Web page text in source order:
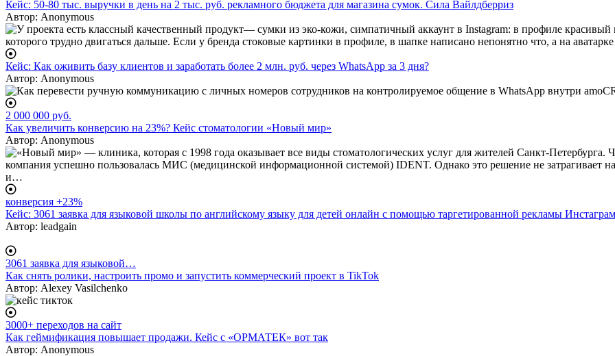
Кейс: 50-80 тыс. выручки в день на 2 тыс. руб. рекламного бюджета для магазина сумок. Сила Вайлдберриз
Автор: Anonymous
Кейс: Как оживить базу клиентов и заработать более 2 млн. руб. через WhatsApp за 3 дня?
Автор: Anonymous
2 000 000 руб.
Как увеличить конверсию на 23%? Кейс стоматологии «Новый мир»
Автор: Anonymous
конверсия +23%
Кейс: 3061 заявка для языковой школы по английскому языку для детей онлайн с помощью таргетированной рекламы Инстаграм
Автор: leadgain
3061 заявка для языковой…
Как снять ролики, настроить промо и запустить коммерческий проект в TikTok
Автор: Alexey Vasilchenko
3000+ переходов на сайт
Как геймификация повышает продажи. Кейс с «ОРМАТЕК» вот так
Автор: Anonymous